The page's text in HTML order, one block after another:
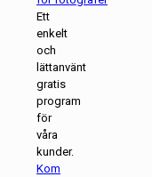
Ett
enkelt
och
lättanvänt
gratis
program
för
våra
kunder.
Kom